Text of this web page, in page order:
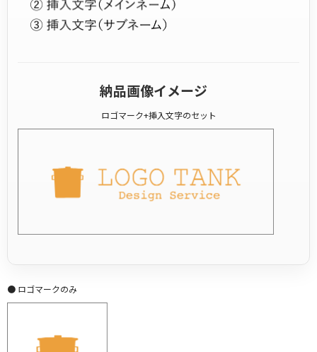
納品画像イメージ
ロゴマーク+挿入文字のセット
● ロゴマークのみ